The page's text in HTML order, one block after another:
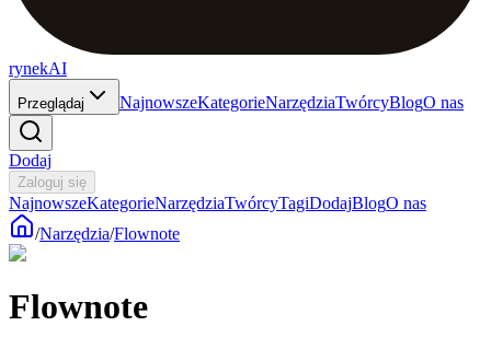
rynekAI
Przeglądaj NajnowszeKategorieNarzędziaTwórcyBlogO nas
Dodaj
Zaloguj się
NajnowszeKategorieNarzędziaTwórcyTagiDodajBlogO nas
/Narzędzia/Flownote
Flownote